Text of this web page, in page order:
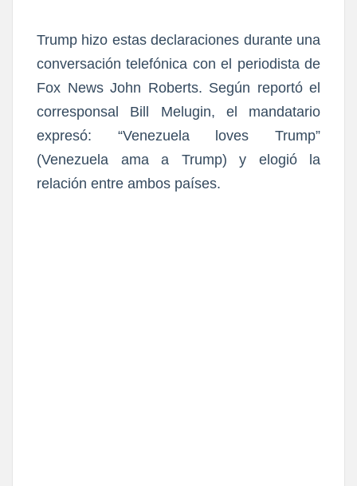
Trump hizo estas declaraciones durante una
conversación telefónica con el periodista de
Fox News John Roberts. Según reportó el
corresponsal Bill Melugin, el mandatario
expresó: “Venezuela loves Trump”
(Venezuela ama a Trump) y elogió la
relación entre ambos países.